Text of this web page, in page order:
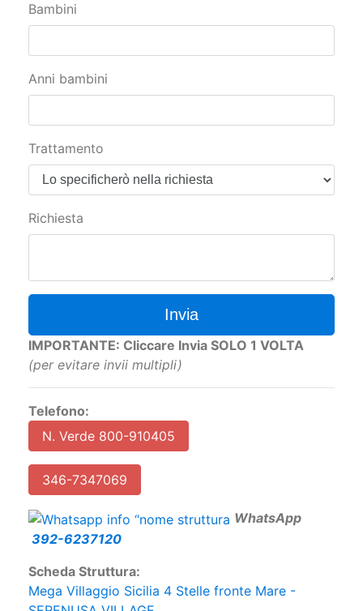
Bambini
Anni bambini
Trattamento
Richiesta
Invia
IMPORTANTE: Cliccare Invia SOLO 1 VOLTA
(per evitare invii multipli)
Telefono:
N. Verde 800-910405
346-7347069
WhatsApp
392-6237120
Scheda Struttura:
Mega Villaggio Sicilia 4 Stelle fronte Mare -